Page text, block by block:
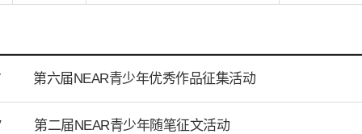
第六届NEAR青少年优秀作品征集活动
第二届NEAR青少年随笔征文活动